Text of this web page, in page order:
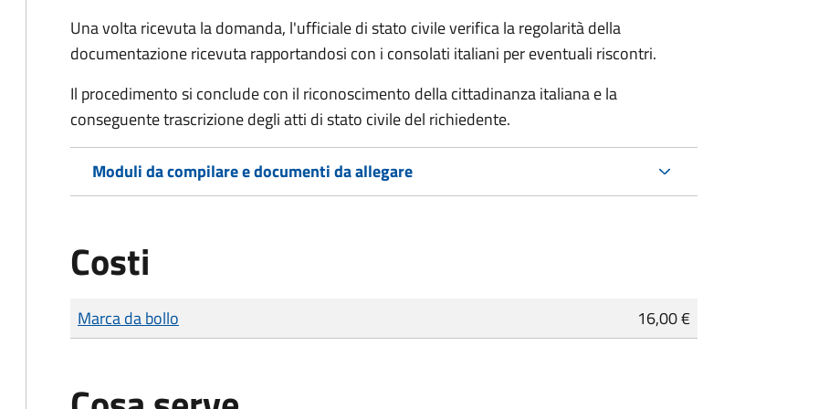
Una volta ricevuta la domanda, l'ufficiale di stato civile verifica la regolarità della
documentazione ricevuta rapportandosi con i consolati italiani per eventuali riscontri.
Il procedimento si conclude con il riconoscimento della cittadinanza italiana e la
conseguente trascrizione degli atti di stato civile del richiedente.
Moduli da compilare e documenti da allegare
Costi
Tipo di pagamento
Importo
Marca da bollo 16,00 €